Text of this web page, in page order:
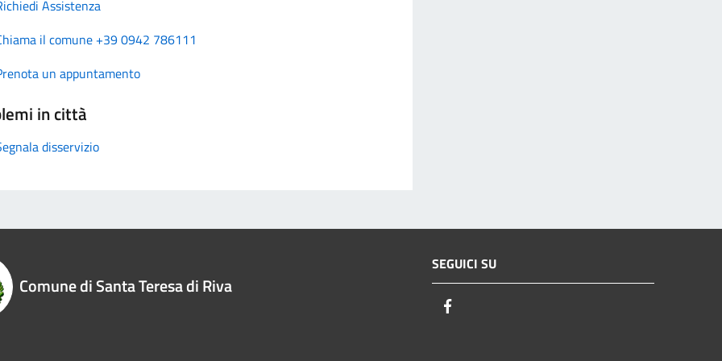
Assistenza
il comune +39 0942 786111
un appuntamento
in città
disservizio
Comune di Santa Teresa di Riva
SEGUICI SU